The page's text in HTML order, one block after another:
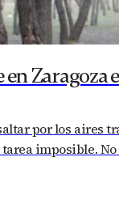
en
por los aires
imposible.